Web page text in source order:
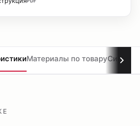
Материалы по товару